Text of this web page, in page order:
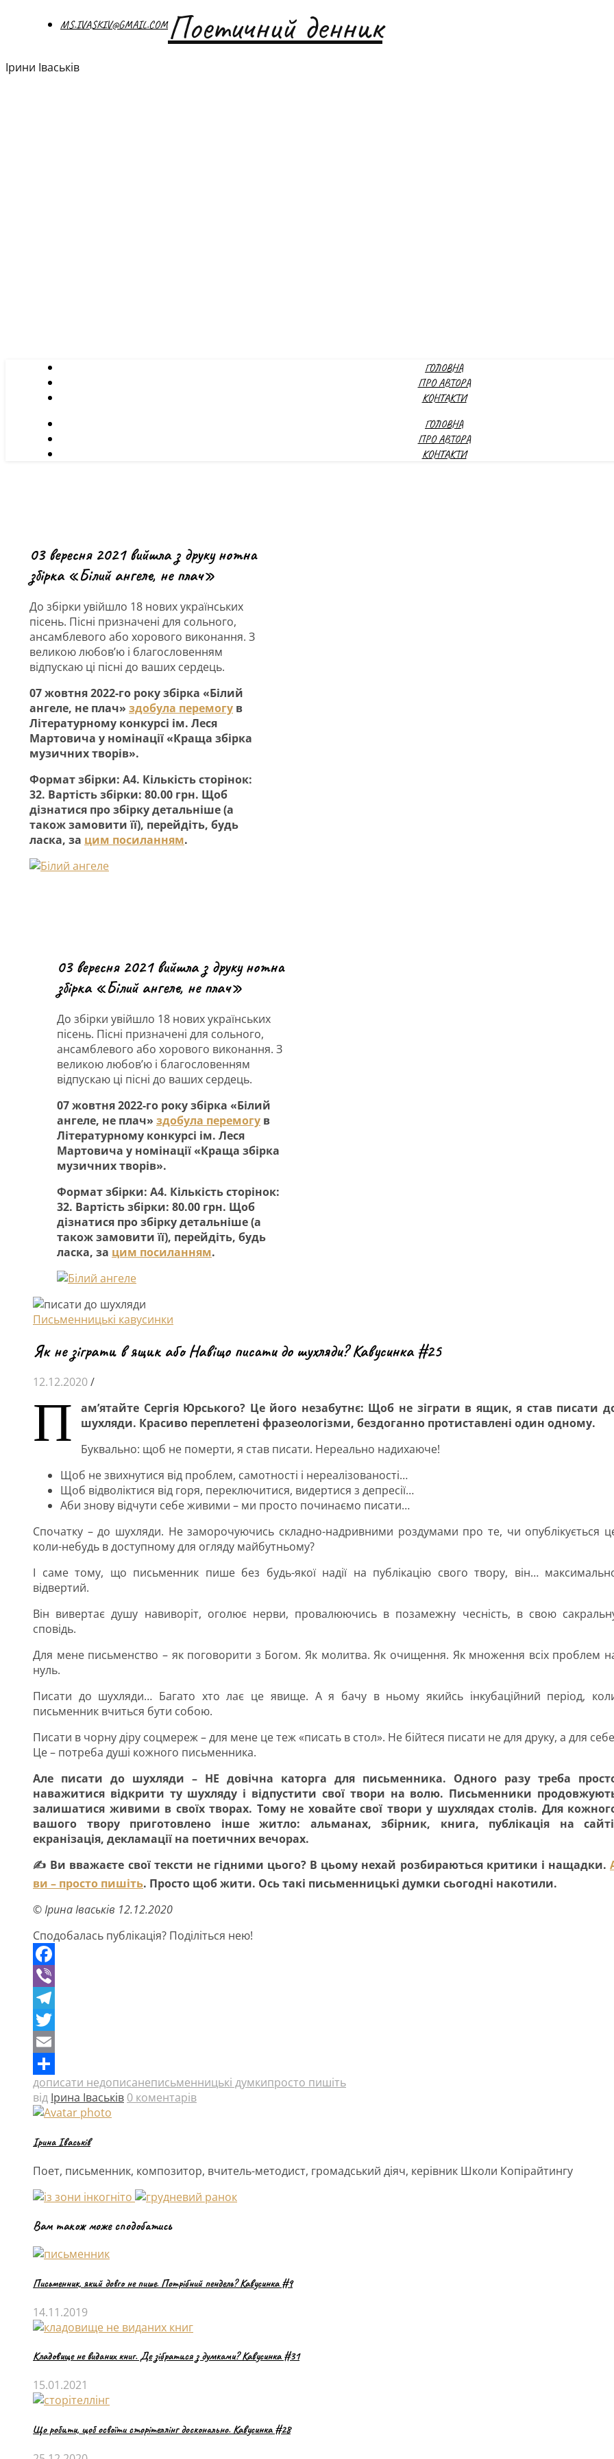
MS.IVASKIV@GMAIL.COMПоетичний денник
Ірини Іваськів
ГОЛОВНА
ПРО АВТОРА
КОНТАКТИ
ГОЛОВНА
ПРО АВТОРА
КОНТАКТИ
03 вересня 2021 вийшла з друку нотна
збірка «Білий ангеле, не плач»
До збірки увійшло 18 нових українських
пісень. Пісні призначені для сольного,
ансамблевого або хорового виконання. З
великою любов’ю і благословенням
відпускаю ці пісні до ваших сердець.
07 жовтня 2022-го року збірка «Білий
ангеле, не плач» здобула перемогу в
Літературному конкурсі ім. Леся
Мартовича у номінації «Краща збірка
музичних творів».
Формат збірки: А4. Кількість сторінок:
32. Вартість збірки: 80.00 грн. Щоб
дізнатися про збірку детальніше (а
також замовити її), перейдіть, будь
ласка, за цим посиланням.
03 вересня 2021 вийшла з друку нотна
збірка «Білий ангеле, не плач»
До збірки увійшло 18 нових українських
пісень. Пісні призначені для сольного,
ансамблевого або хорового виконання. З
великою любов’ю і благословенням
відпускаю ці пісні до ваших сердець.
07 жовтня 2022-го року збірка «Білий
ангеле, не плач» здобула перемогу в
Літературному конкурсі ім. Леся
Мартовича у номінації «Краща збірка
музичних творів».
Формат збірки: А4. Кількість сторінок:
32. Вартість збірки: 80.00 грн. Щоб
дізнатися про збірку детальніше (а
також замовити її), перейдіть, будь
ласка, за цим посиланням.
Письменницькі кавусинки
Як не зіграти в ящик або Навіщо писати до шухляди? Кавусинка #25
12.12.2020/
П
ам’ятайте Сергія Юрського? Це його незабутнє: Щоб не зіграти в ящик, я став писати
шухляди. Красиво переплетені фразеологізми, бездоганно протиставлені один одному.
Буквально: щоб не померти, я став писати. Нереально надихаюче!
Щоб не звихнутися від проблем, самотності і нереалізованості…
Щоб відволіктися від горя, переключитися, видертися з депресії…
Аби знову відчути себе живими – ми просто починаємо писати…
Спочатку – до шухляди. Не заморочуючись складно-надривними роздумами про те, чи опублікується
коли-небудь в доступному для огляду майбутньому?
І саме тому, що письменник пише без будь-якої надії на публікацію свого твору, він…
відвертий.
Він вивертає душу навиворіт, оголює нерви, провалюючись в позамежну чесність, в свою
сповідь.
Для мене письменство – як поговорити з Богом. Як молитва. Як очищення. Як множення всіх проблем
нуль.
Писати до шухляди… Багато хто лає це явище. А я бачу в ньому якийсь інкубаційний період,
письменник вчиться бути собою.
Писати в чорну діру соцмереж – для мене це теж «писать в стол». Не бійтеся писати не для друку, а для
Це – потреба душі кожного письменника.
Але писати до шухляди – НЕ довічна каторга для письменника. Одного разу треба
наважитися відкрити ту шухляду і відпустити свої твори на волю. Письменники
залишатися живими в своїх творах. Тому не ховайте свої твори у шухлядах столів. Для
вашого твору приготовлено інше житло: альманах, збірник, книга, публікація на
екранізація, декламації на поетичних вечорах.
✍ Ви вважаєте свої тексти не гідними цього? В цьому нехай розбираються критики і нащадки.
ви – просто пишіть. Просто щоб жити. Ось такі письменницькі думки сьогодні накотили.
© Ірина Іваськів 12.12.2020
Сподобалась публікація? Поділіться нею!
Facebook
Viber
Telegram
Twitter
Email
Поділитися
дописати недописанеписьменницькі думкипросто пишіть
від Ірина Іваськів 0 коментарів
Ірина Іваськів
Поет, письменник, композитор, вчитель-методист, громадський діяч, керівник Школи Копірайтингу
Вам також може сподобатись
Письменник, який довго не пише. Потрібний пендель? Кавусинка #9
14.11.2019
Кладовище не виданих книг. Де зібратися з думками? Кавусинка #31
15.01.2021
Що робити, щоб освоїти сторітеллінг досконально. Кавусинка #28